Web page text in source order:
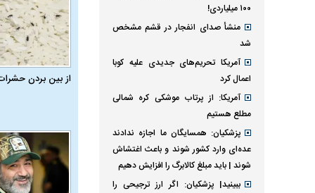
از بین بردن
۱۰۰ میلیاردی!
منشأ صدای انفجار در قشم مشخص
شد
آمریکا تحریم‌های جدیدی علیه کوبا
اعمال کرد
آمریکا: از پرتاب موشکی کره شمالی
مطلع هستیم
پزشکیان: همسایگان ما اجازه ندادند
عده‌ای وارد کشور شوند و باعث اغتشاش
شوند | باید مبلغ کالابرگ را افزایش دهیم
ببینید| پزشکیان: اگر ارز ترجیحی را